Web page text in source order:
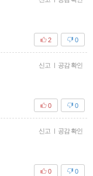
0
2
신고 공감 확인
0
0
신고 공감 확인
0
0